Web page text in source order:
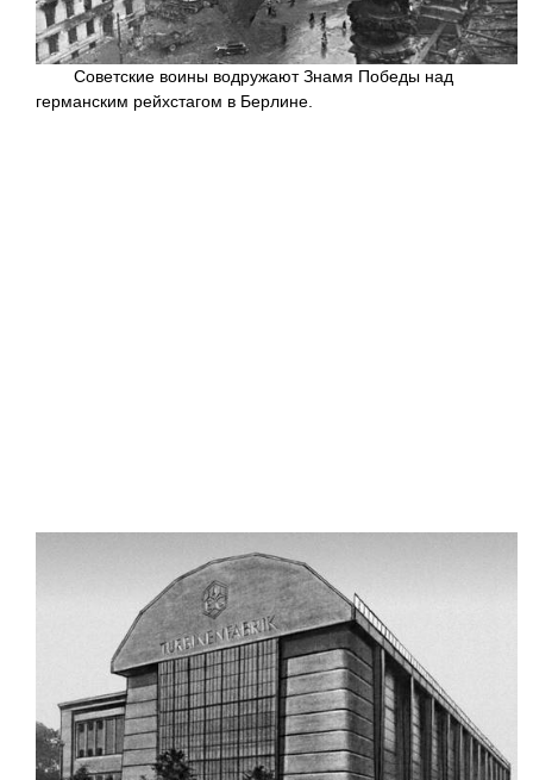
Советские воины водружают Знамя Победы над
германским рейхстагом в Берлине.